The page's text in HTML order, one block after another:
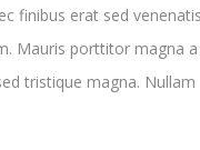
finibus erat sed
Mauris porttitor magna
tristique magna.